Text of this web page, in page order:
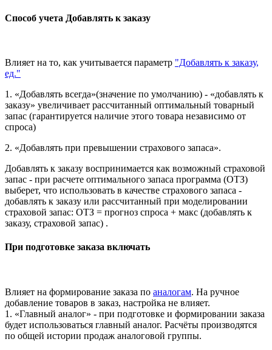
Способ учета Добавлять к заказу
Влияет на то, как учитывается параметр "Добавлять к заказу,
ед."
1. «Добавлять всегда»(значение по умолчанию) - «добавлять к
заказу» увеличивает рассчитанный оптимальный товарный
запас (гарантируется наличие этого товара независимо от
спроса)
2. «Добавлять при превышении страхового запаса».
Добавлять к заказу воспринимается как возможный страховой
запас - при расчете оптимального запаса программа (ОТЗ)
выберет, что использовать в качестве страхового запаса -
добавлять к заказу или рассчитанный при моделировании
страховой запас: ОТЗ = прогноз спроса + макс (добавлять к
заказу, страховой запас) .
При подготовке заказа включать
Влияет на формирование заказа по аналогам. На ручное
добавление товаров в заказ, настройка не влияет.
1. «Главный аналог» - при подготовке и формировании заказа
будет использоваться главный аналог. Расчёты производятся
по общей истории продаж аналоговой группы.